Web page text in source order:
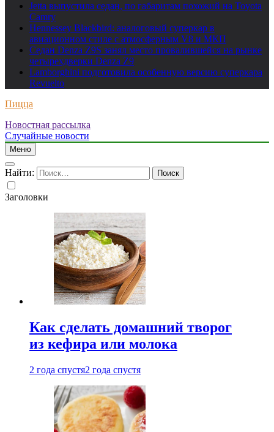
Jetta выпустила седан, по габаритам похожий на Toyota
Camry
Hennessey Blackbird: аналоговый суперкар в
авиационном стиле с атмосферным V8 и МКП
Седан Denza Z9S занял место провалившейся на рынке
четырехдверки Denza Z9
Lamborghini подготовила особенную версию суперкара
Revuelto
Пицца
Новостная рассылка
Случайные новости
Меню
Найти:
Заголовки
Как сделать домашний творог
из кефира или молока
2 года спустя2 года спустя